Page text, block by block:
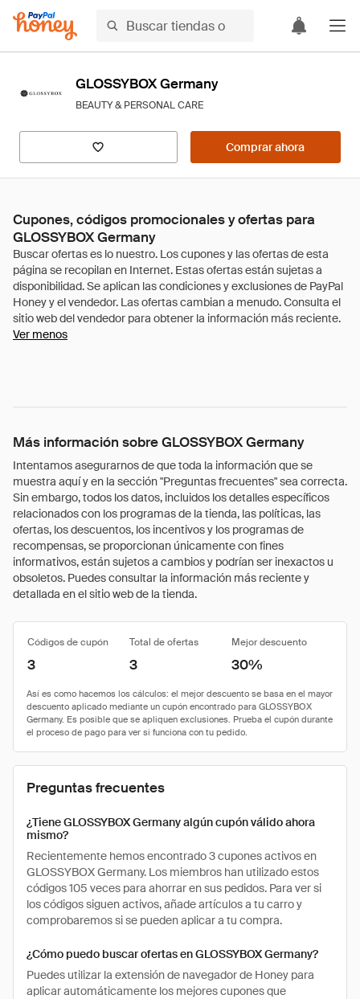
GLOSSYBOX Germany
BEAUTY & PERSONAL CARE
Comprar ahora
Cupones, códigos promocionales y ofertas para
GLOSSYBOX Germany
Ver menos
Más información sobre GLOSSYBOX Germany
Intentamos asegurarnos de que toda la información que se
muestra aquí y en la sección "Preguntas frecuentes" sea correcta.
Sin embargo, todos los datos, incluidos los detalles específicos
relacionados con los programas de la tienda, las políticas, las
ofertas, los descuentos, los incentivos y los programas de
recompensas, se proporcionan únicamente con fines
informativos, están sujetos a cambios y podrían ser inexactos u
obsoletos. Puedes consultar la información más reciente y
detallada en el sitio web de la tienda.
Códigos de cupón Total de ofertas Mejor descuento
3 3 30%
Preguntas frecuentes
¿Tiene GLOSSYBOX Germany algún cupón válido ahora
mismo?
Recientemente hemos encontrado 3 cupones activos en
GLOSSYBOX Germany. Los miembros han utilizado estos
códigos 105 veces para ahorrar en sus pedidos. Para ver si
los códigos siguen activos, añade artículos a tu carro y
comprobaremos si se pueden aplicar a tu compra.
¿Cómo puedo buscar ofertas en GLOSSYBOX Germany?
Puedes utilizar la extensión de navegador de Honey para
aplicar automáticamente los mejores cupones que